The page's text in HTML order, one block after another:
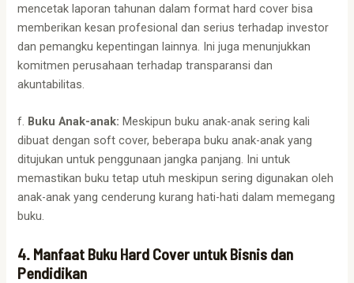
mencetak laporan tahunan dalam format hard cover bisa
memberikan kesan profesional dan serius terhadap investor
dan pemangku kepentingan lainnya. Ini juga menunjukkan
komitmen perusahaan terhadap transparansi dan
akuntabilitas.
f. Buku Anak-anak: Meskipun buku anak-anak sering kali
dibuat dengan soft cover, beberapa buku anak-anak yang
ditujukan untuk penggunaan jangka panjang. Ini untuk
memastikan buku tetap utuh meskipun sering digunakan oleh
anak-anak yang cenderung kurang hati-hati dalam memegang
buku.
4. Manfaat Buku Hard Cover untuk Bisnis dan
Pendidikan